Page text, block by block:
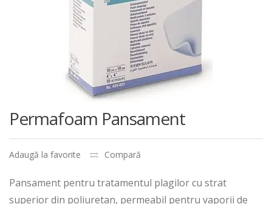
Permafoam Pansament
Adaugă la favorite Compară
Pansament pentru tratamentul plagilor cu strat
superior din poliuretan, permeabil pentru vaporii de